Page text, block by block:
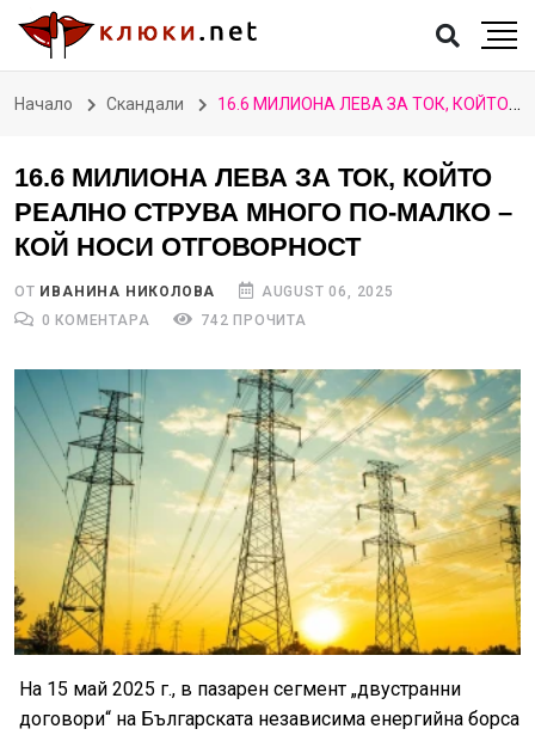
Начало Скандали 16.6 МИЛИОНА ЛЕВА ЗА ТОК, КОЙТО РЕАЛНО СТРУВА МНОГО ПО-МАЛКО – КОЙ НОСИ ОТГОВОРНОСТ
16.6 МИЛИОНА ЛЕВА ЗА ТОК, КОЙТО
РЕАЛНО СТРУВА МНОГО ПО-МАЛКО –
КОЙ НОСИ ОТГОВОРНОСТ
ОТ ИВАНИНА НИКОЛОВА
AUGUST 06, 2025
0 КОМЕНТАРА
742 ПРОЧИТА
На 15 май 2025 г., в пазарен сегмент „двустранни
договори“ на Българската независима енергийна борса